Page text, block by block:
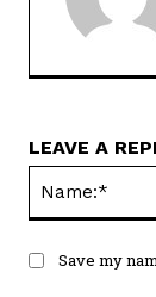
LEAVE A
Save my